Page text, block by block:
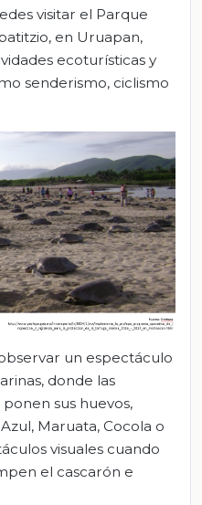
visitar el Parque
en Uruapan,
ecoturísticas y
senderismo, ciclismo
un espectáculo
donde las
sus huevos,
Maruata, Cocola o
visuales cuando
el cascarón e